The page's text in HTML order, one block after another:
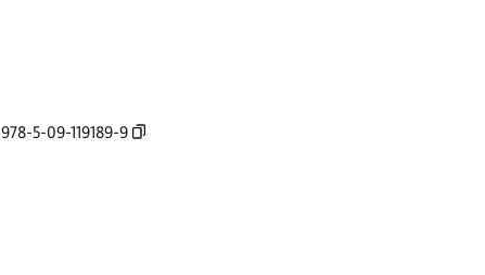
978-5-09-119189-9